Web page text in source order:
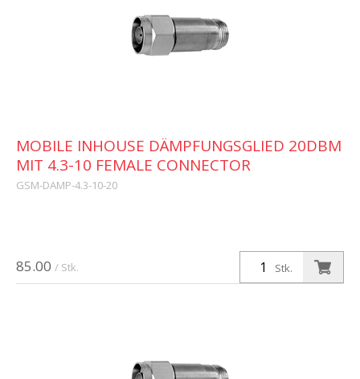
85.00 / Stk. Stk.
MOBILE INHOUSE DÄMPFUNGSGLIED 20DBM
MIT 4.3-10 FEMALE CONNECTOR
GSM-DAMP-4.3-10-20